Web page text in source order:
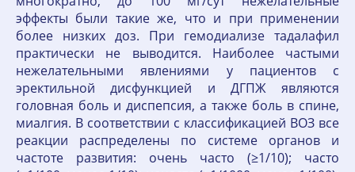
эффекты были такие же, что и при применении
более низких доз. При гемодиализе тадалафил
практически не выводится. Наиболее частыми
нежелательными явлениями у пациентов с
эректильной дисфункцией и ДГПЖ являются
головная боль и диспепсия, а также боль в спине,
миалгия. В соответствии с классификацией ВОЗ все
реакции распределены по системе органов и
частоте развития: очень часто (≥1/10); часто